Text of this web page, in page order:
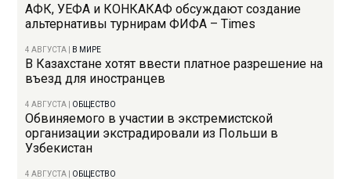
АФК, УЕФА и КОНКАКАФ обсуждают создание
альтернативы турнирам ФИФА – Times
4 АВГУСТА В МИРЕ
В Казахстане хотят ввести платное разрешение на
въезд для иностранцев
4 АВГУСТА ОБЩЕСТВО
Обвиняемого в участии в экстремистской
организации экстрадировали из Польши в
Узбекистан
4 АВГУСТА ОБЩЕСТВО